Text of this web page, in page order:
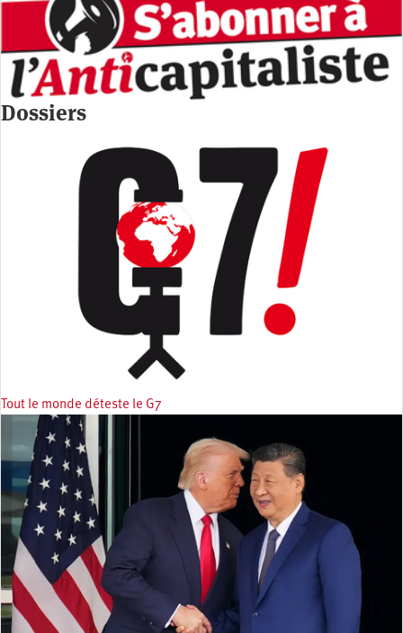
Dossiers
Tout le monde déteste le G7